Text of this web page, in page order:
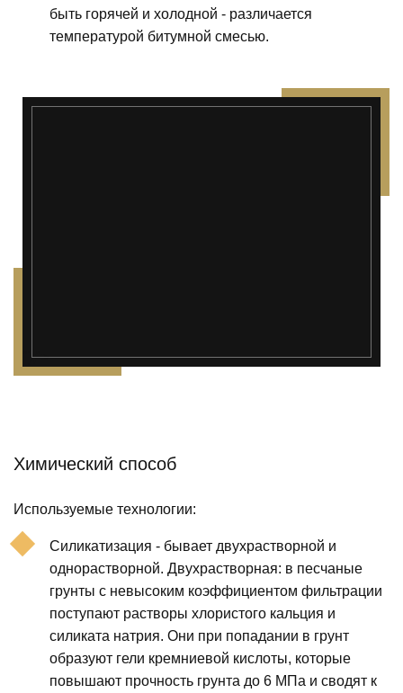
быть горячей и холодной - различается
температурой битумной смесью.
");">
Химический способ
Используемые технологии:
Силикатизация - бывает двухрастворной и
однорастворной. Двухрастворная: в песчаные
грунты с невысоким коэффициентом фильтрации
поступают растворы хлористого кальция и
силиката натрия. Они при попадании в грунт
образуют гели кремниевой кислоты, которые
повышают прочность грунта до 6 МПа и сводят к